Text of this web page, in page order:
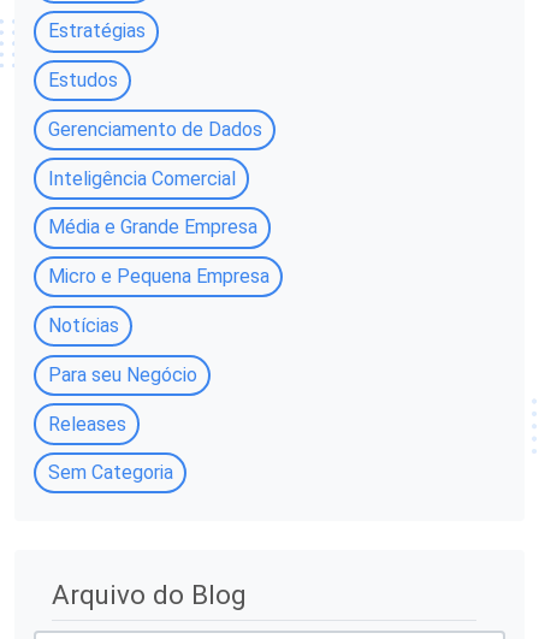
Estratégias
Estudos
Gerenciamento de Dados
Inteligência Comercial
Média e Grande Empresa
Micro e Pequena Empresa
Notícias
Para seu Negócio
Releases
Sem Categoria
Arquivo do Blog